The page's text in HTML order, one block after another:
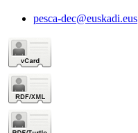
pesca-dec@euskadi.eus